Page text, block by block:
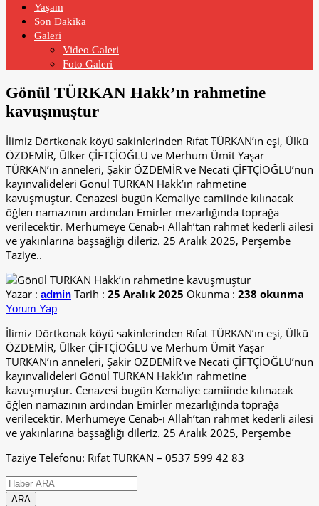
Yaşam
Son Dakika
Galeri
Video Galeri
Foto Galeri
Gönül TÜRKAN Hakk’ın rahmetine
kavuşmuştur
İlimiz Dörtkonak köyü sakinlerinden Rıfat TÜRKAN’ın eşi, Ülkü
ÖZDEMİR, Ülker ÇİFTÇİOĞLU ve Merhum Ümit Yaşar
TÜRKAN’ın anneleri, Şakir ÖZDEMİR ve Necati ÇİFTÇİOĞLU’nun
kayınvalideleri Gönül TÜRKAN Hakk’ın rahmetine
kavuşmuştur. Cenazesi bugün Kemaliye camiinde kılınacak
öğlen namazının ardından Emirler mezarlığında toprağa
verilecektir. Merhumeye Cenab-ı Allah’tan rahmet kederli ailesi
ve yakınlarına başsağlığı dileriz. 25 Aralık 2025, Perşembe
Taziye..
Yazar : admin Tarih : 25 Aralık 2025 Okunma : 238 okunma
Yorum Yap
İlimiz Dörtkonak köyü sakinlerinden Rıfat TÜRKAN’ın eşi, Ülkü
ÖZDEMİR, Ülker ÇİFTÇİOĞLU ve Merhum Ümit Yaşar
TÜRKAN’ın anneleri, Şakir ÖZDEMİR ve Necati ÇİFTÇİOĞLU’nun
kayınvalideleri Gönül TÜRKAN Hakk’ın rahmetine
kavuşmuştur. Cenazesi bugün Kemaliye camiinde kılınacak
öğlen namazının ardından Emirler mezarlığında toprağa
verilecektir. Merhumeye Cenab-ı Allah’tan rahmet kederli ailesi
ve yakınlarına başsağlığı dileriz. 25 Aralık 2025, Perşembe
Taziye Telefonu: Rıfat TÜRKAN – 0537 599 42 83